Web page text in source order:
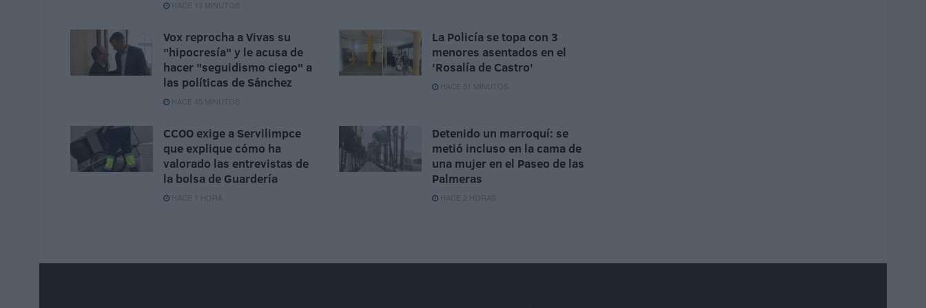
HACE 13 MINUTOS
Vox reprocha a Vivas su
"hipocresía" y le acusa de
hacer "seguidismo ciego" a
las políticas de Sánchez
HACE 45 MINUTOS
La Policía se topa con 3
menores asentados en el
'Rosalía de Castro'
HACE 51 MINUTOS
CCOO exige a Servilimpce
que explique cómo ha
valorado las entrevistas de
la bolsa de Guardería
HACE 1 HORA
Detenido un marroquí: se
metió incluso en la cama de
una mujer en el Paseo de las
Palmeras
HACE 2 HORAS